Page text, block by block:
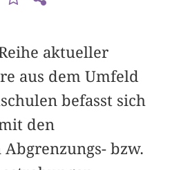
aktueller
aus dem Umfeld
befasst sich
den
bzw.